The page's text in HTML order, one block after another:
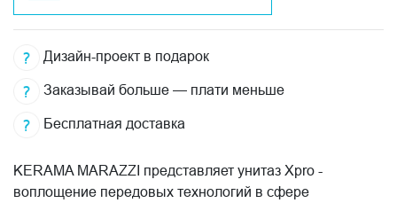
Дизайн-проект в подарок
Заказывай больше — плати меньше
Бесплатная доставка
KERAMA MARAZZI представляет унитаз Xpro -
воплощение передовых технологий в сфере